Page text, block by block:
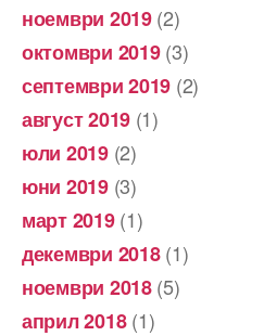
ноември 2019(2)
октомври 2019(3)
септември 2019 (2)
август 2019 (1)
юли 2019(2)
юни 2019(3)
март 2019(1)
декември 2018(1)
ноември 2018(5)
април 2018(1)